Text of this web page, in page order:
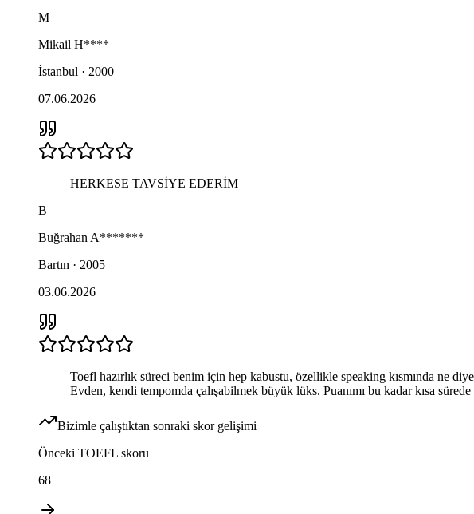
M
Mikail H****
İstanbul · 2000
07.06.2026
HERKESE TAVSİYE EDERİM
B
Buğrahan A*******
Bartın · 2005
03.06.2026
Toefl hazırlık süreci benim için hep kabustu, özellikle speaking kısmında ne
Evden, kendi tempomda çalışabilmek büyük lüks. Puanımı bu kadar kısa
Bizimle çalıştıktan sonraki skor gelişimi
Önceki TOEFL skoru
68